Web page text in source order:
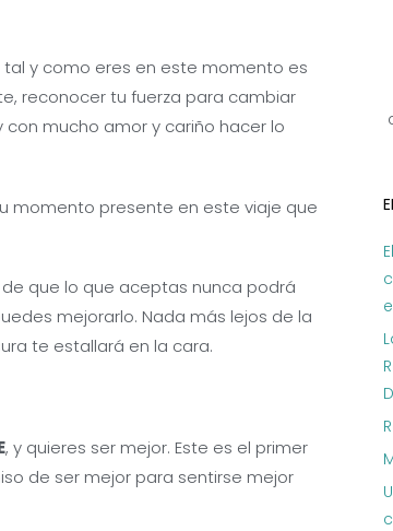
y como eres en este momento es
reconocer tu fuerza para cambiar
mucho amor y cariño hacer lo
momento presente en este viaje que
que lo que aceptas nunca podrá
mejorarlo. Nada más lejos de la
te estallará en la cara.
, y quieres ser mejor. Este es el primer
de ser mejor para sentirse mejor